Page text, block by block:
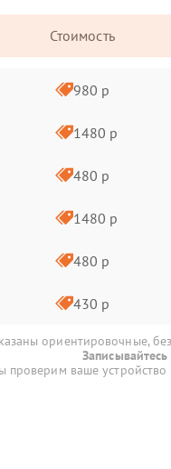
Стоимость
980 р
1480 р
480 р
1480 р
480 р
430 р
ориентировочные,
проверим ваше устройство